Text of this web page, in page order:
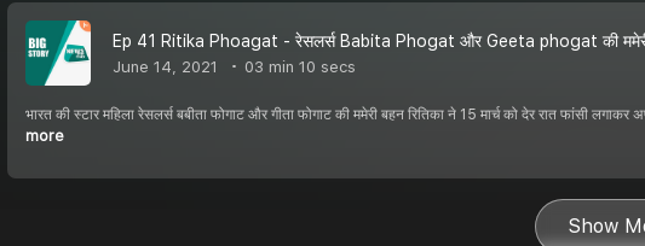
Ep 41 Ritika Phoagat - रेसलर्स Babita Phogat और Geeta phogat की ममेरी
June 14, 2021 03 min 10 secs
भारत की स्टार महिला रेसलर्स बबीता फोगाट और गीता फोगाट की ममेरी बहन रितिका ने 15 मार्च को देर रात फांसी
more
Show